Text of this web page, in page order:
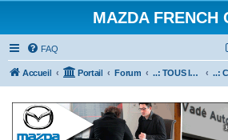
MAZDA FRENCH
FAQ
Accueil Portail Forum ..: TOUS les Véhicules MAZDA :.. ..: